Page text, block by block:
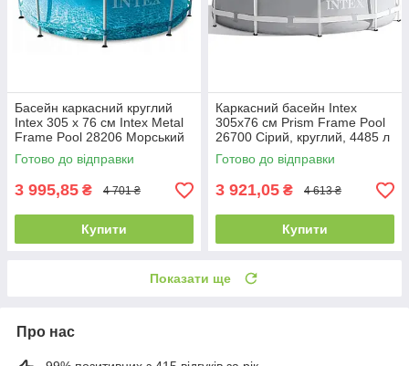
Басейн каркасний круглий
Intex 305 x 76 см Intex Metal
Frame Pool 28206 Морський
принт, круглий, 4485 л
Готово до відправки
3 995,85 ₴ 4 701 ₴
Купити
Каркасний басейн Intex
305x76 см Prism Frame Pool
26700 Сірий, круглий, 4485 л
Готово до відправки
3 921,05 ₴ 4 613 ₴
Купити
Показати ще
Про нас